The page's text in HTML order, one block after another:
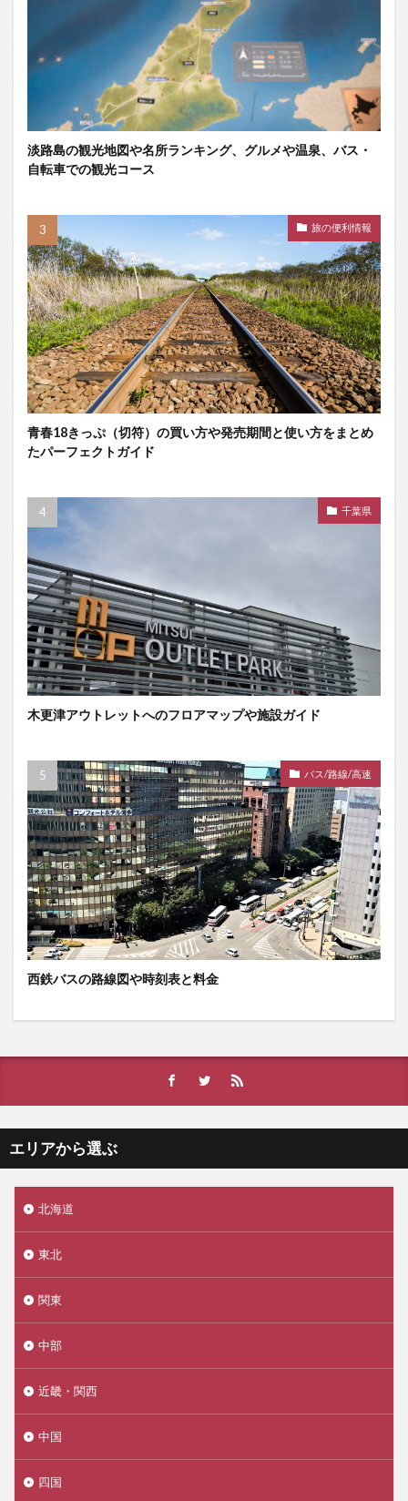
淡路島の観光地図や名所ランキング、グルメや温泉、バス・
自転車での観光コース
旅の便利情報
青春18きっぷ（切符）の買い方や発売期間と使い方をまとめ
たパーフェクトガイド
千葉県
木更津アウトレットへのフロアマップや施設ガイド
バス/路線/高速
西鉄バスの路線図や時刻表と料金
エリアから選ぶ
北海道
東北
関東
中部
近畿・関西
中国
四国